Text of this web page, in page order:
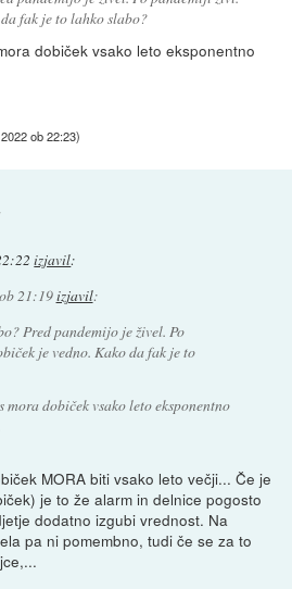
fak je to lahko slabo?
dobiček vsako leto eksponentno
ob 22:23)
izjavil:
21:19izjavil:
Pred pandemijo je živel. Po
je vedno. Kako da fak je to
mora dobiček vsako leto eksponentno
MORA biti vsako leto večji... Če je
je to že alarm in delnice pogosto
dodatno izgubi vrednost. Na
pa ni pomembno, tudi če se za to